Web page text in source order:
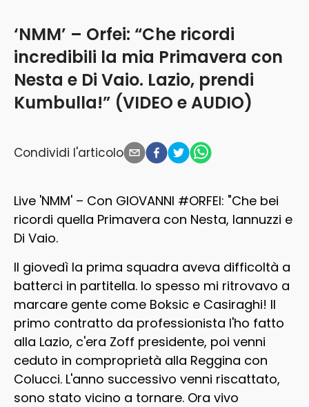
‘NMM’ – Orfei: “Che ricordi
incredibili la mia Primavera con
Nesta e Di Vaio. Lazio, prendi
Kumbulla!” (VIDEO e AUDIO)
Condividi l'articolo
Live 'NMM' – Con GIOVANNI #ORFEI: "Che bei
ricordi quella Primavera con Nesta, Iannuzzi e
Di Vaio.
Il giovedì la prima squadra aveva difficoltà a
batterci in partitella. Io spesso mi ritrovavo a
marcare gente come Boksic e Casiraghi! Il
primo contratto da professionista l'ho fatto
alla Lazio, c'era Zoff presidente, poi venni
ceduto in comproprietà alla Reggina con
Colucci. L'anno successivo venni riscattato,
sono stato vicino a tornare. Ora vivo